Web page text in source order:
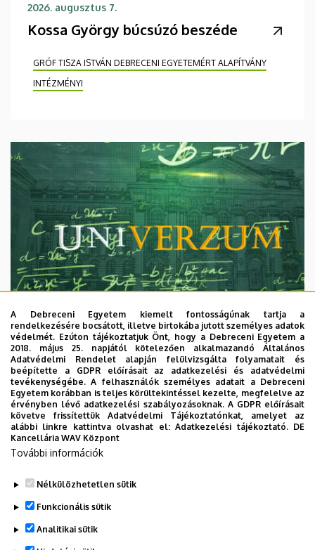
2026. augusztus 7.
Kossa György búcsúzó beszéde
GRÓF TISZA ISTVÁN DEBRECENI EGYETEMÉRT ALAPÍTVÁNY
INTÉZMÉNYI
2026. augusztus 7.
Univerzum: A Debreceni Egyetem
titkos receptjei
KUTATÁS TUDOMÁNY
A Debreceni Egyetem kiemelt fontosságúnak tartja a
rendelkezésére bocsátott, illetve birtokába jutott személyes adatok
védelmét. Ezúton tájékoztatjuk Önt, hogy a Debreceni Egyetem a
2018. május 25. napjától kötelezően alkalmazandó Általános
Adatvédelmi Rendelet alapján felülvizsgálta folyamatait és
beépítette a GDPR előírásait az adatkezelési és adatvédelmi
tevékenységébe. A felhasználók személyes adatait a Debreceni
Egyetem korábban is teljes körültekintéssel kezelte, megfelelve az
érvényben lévő adatkezelési szabályozásoknak. A GDPR előírásait
követve frissítettük Adatvédelmi Tájékoztatónkat, amelyet az
alábbi linkre kattintva olvashat el:Adatkezelési tájékoztató. DE
Kancellária WAV Központ
További információk
Nélkülözhetetlen sütik
Funkcionális sütik
Analitikai sütik